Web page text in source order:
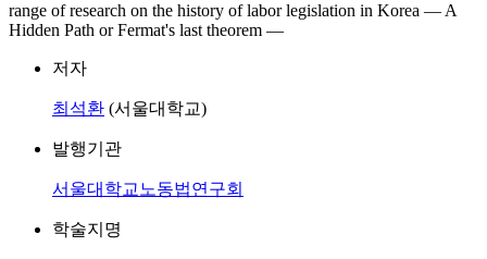
range of research on the history of labor legislation in Korea — A
Hidden Path or Fermat's last theorem —
저자
최석환 (서울대학교)
발행기관
서울대학교노동법연구회
학술지명